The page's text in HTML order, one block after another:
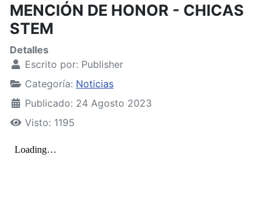
MENCIÓN DE HONOR - CHICAS
STEM
Detalles
Escrito por: Publisher
Categoría: Noticias
Publicado: 24 Agosto 2023
Visto: 1195